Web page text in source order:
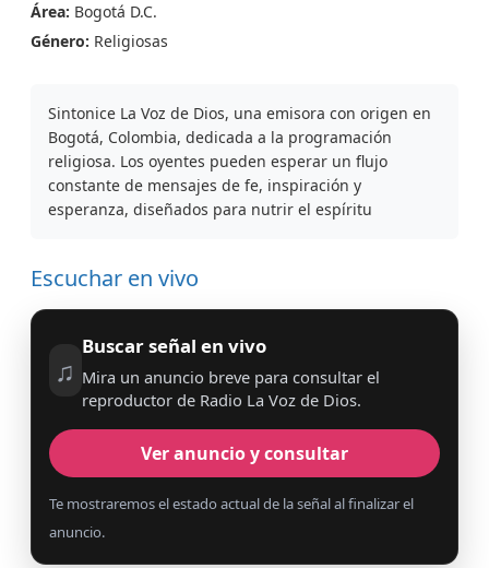
Área: Bogotá D.C.
Género: Religiosas
Sintonice La Voz de Dios, una emisora con origen en
Bogotá, Colombia, dedicada a la programación
religiosa. Los oyentes pueden esperar un flujo
constante de mensajes de fe, inspiración y
esperanza, diseñados para nutrir el espíritu
Escuchar en vivo
♫
Buscar señal en vivo
Mira un anuncio breve para consultar el
reproductor de Radio La Voz de Dios.
Ver anuncio y consultar
Te mostraremos el estado actual de la señal al finalizar el
anuncio.